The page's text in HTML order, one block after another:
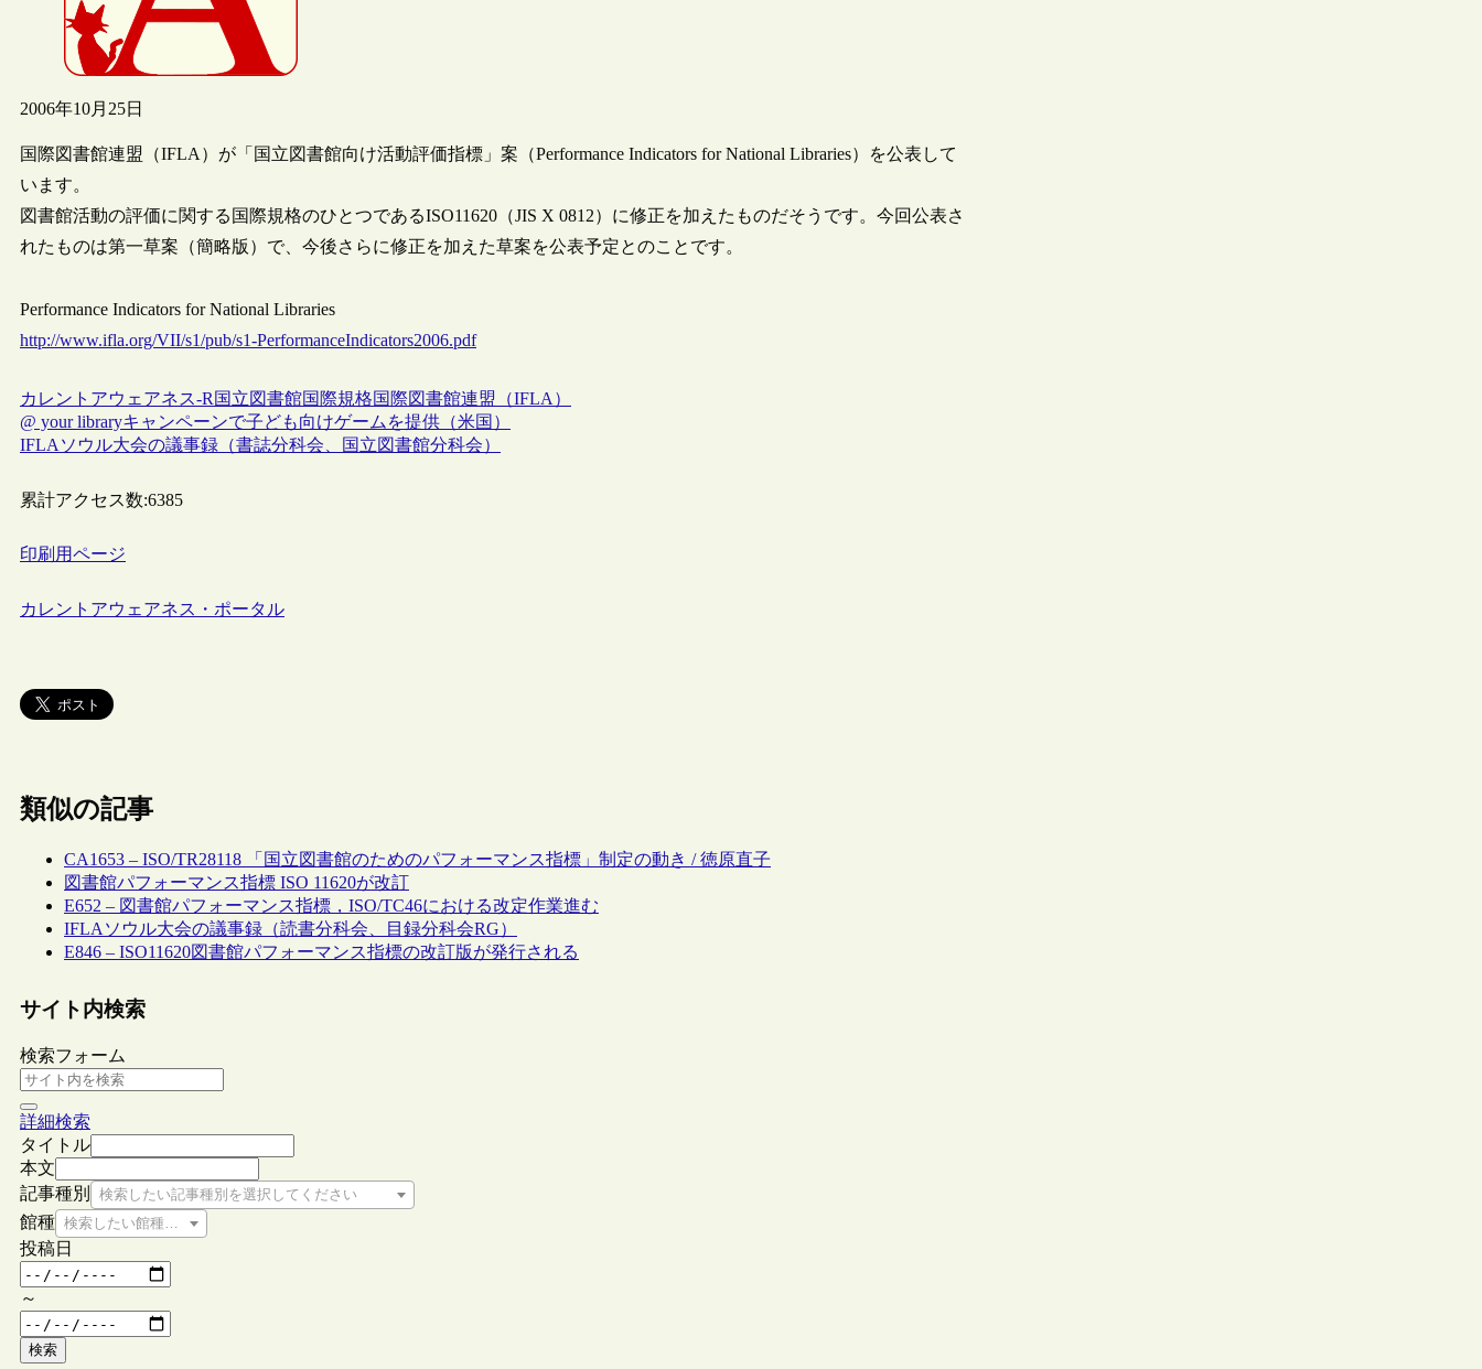
2006年10月25日
国際図書館連盟（IFLA）が「国立図書館向け活動評価指標」案（Performance Indicators for National Libraries）を公表して
います。
図書館活動の評価に関する国際規格のひとつであるISO11620（JIS X 0812）に修正を加えたものだそうです。今回公表さ
れたものは第一草案（簡略版）で、今後さらに修正を加えた草案を公表予定とのことです。
Performance Indicators for National Libraries
http://www.ifla.org/VII/s1/pub/s1-PerformanceIndicators2006.pdf
カレントアウェアネス-R 国立図書館国際規格国際図書館連盟（IFLA）
@ your libraryキャンペーンで子ども向けゲームを提供（米国）
IFLAソウル大会の議事録（書誌分科会、国立図書館分科会）
累計アクセス数:6385
印刷用ページ
カレントアウェアネス・ポータル
類似の記事
CA1653 – ISO/TR28118 「国立図書館のためのパフォーマンス指標」制定の動き / 徳原直子
図書館パフォーマンス指標 ISO 11620が改訂
E652 – 図書館パフォーマンス指標，ISO/TC46における改定作業進む
IFLAソウル大会の議事録（読書分科会、目録分科会RG）
E846 – ISO11620図書館パフォーマンス指標の改訂版が発行される
サイト内検索
検索フォーム
詳細検索
タイトル
本文
記事種別
検索したい記事種別を選択してください
館種 検索したい館種を選択してください
投稿日
～
検索